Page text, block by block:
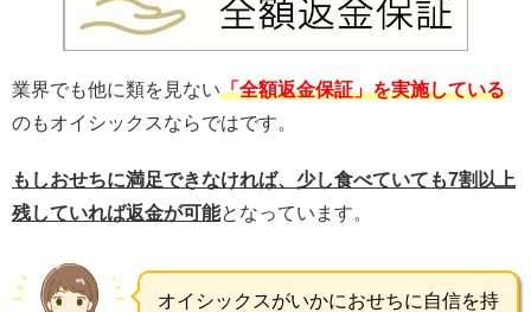
業界でも他に類を見ない「全額返金保証」を実施している
のもオイシックスならではです。
もしおせちに満足できなければ、少し食べていても7割以上
残していれば返金が可能となっています。
オイシックスがいかにおせちに自信を持